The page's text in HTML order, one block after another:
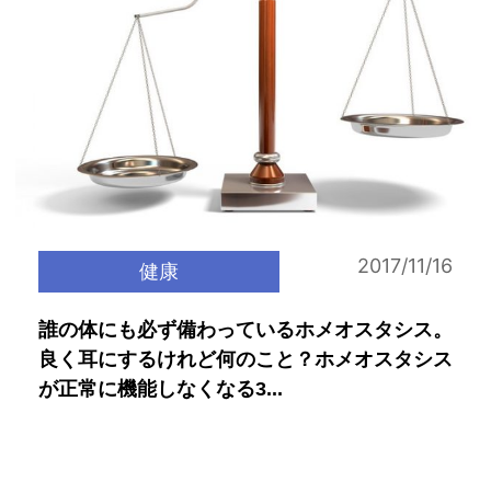
健康 2017/11/16
誰の体にも必ず備わっているホメオスタシス。
良く耳にするけれど何のこと？ホメオスタシス
が正常に機能しなくなる3...